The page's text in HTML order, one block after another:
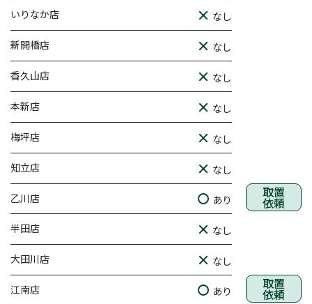
いりなか店 なし
新開橋店 なし
香久山店 なし
本新店 なし
梅坪店 なし
知立店 なし
乙川店 あり 取置
依頼
半田店 なし
大田川店 なし
江南店 あり 取置
依頼